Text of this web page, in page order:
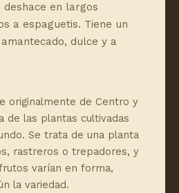
deshace en largos
a espaguetis. Tiene un
dulce y a
originalmente de Centro y
de las plantas cultivadas
Se trata de una planta
rastreros o trepadores, y
varían en forma,
la variedad.